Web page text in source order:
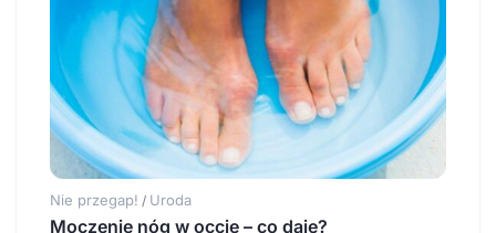
Nie przegap! / Uroda
Moczenie nóg w occie – co daje?